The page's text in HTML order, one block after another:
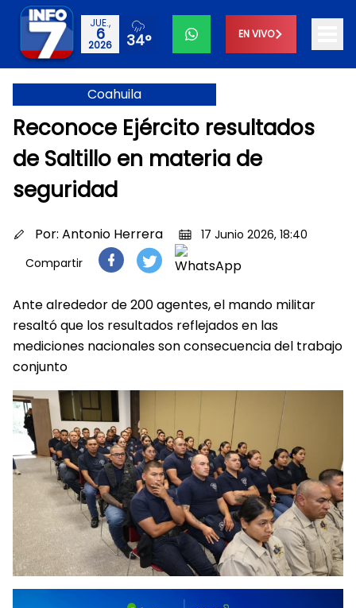
JUE.,
6
2026 34° EN VIVO
Coahuila
Reconoce Ejército resultados
de Saltillo en materia de
seguridad
Por: Antonio Herrera
17 Junio 2026, 18:40
Compartir
Ante alrededor de 200 agentes, el mando militar
resaltó que los resultados reflejados en las
mediciones nacionales son consecuencia del trabajo
conjunto